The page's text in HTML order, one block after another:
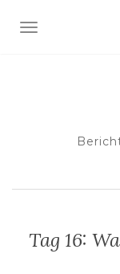
NAVIGATION
Tag 16: